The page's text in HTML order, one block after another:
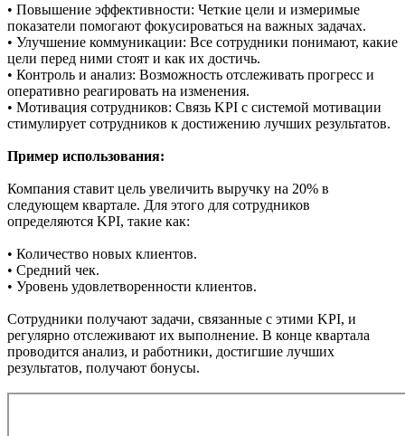
• Повышение эффективности: Четкие цели и измеримые
показатели помогают фокусироваться на важных задачах.
• Улучшение коммуникации: Все сотрудники понимают, какие
цели перед ними стоят и как их достичь.
• Контроль и анализ: Возможность отслеживать прогресс и
оперативно реагировать на изменения.
• Мотивация сотрудников: Связь KPI с системой мотивации
стимулирует сотрудников к достижению лучших результатов.
Пример использования:
Компания ставит цель увеличить выручку на 20% в
следующем квартале. Для этого для сотрудников
определяются KPI, такие как:
• Количество новых клиентов.
• Средний чек.
• Уровень удовлетворенности клиентов.
Сотрудники получают задачи, связанные с этими KPI, и
регулярно отслеживают их выполнение. В конце квартала
проводится анализ, и работники, достигшие лучших
результатов, получают бонусы.